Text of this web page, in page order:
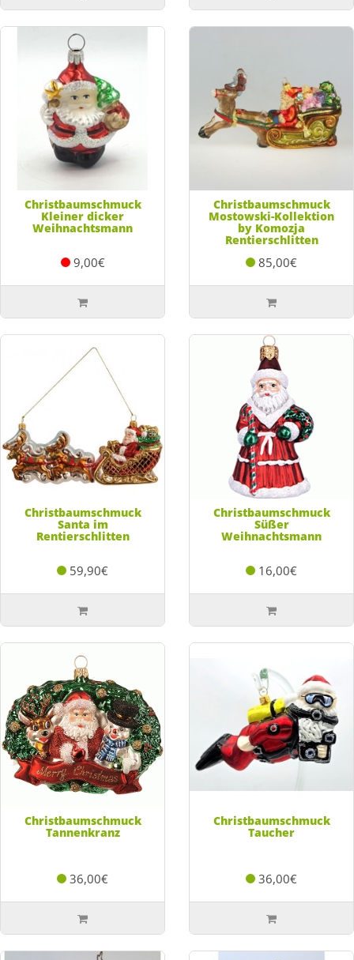
Christbaumschmuck
Kleiner dicker
Weihnachtsmann
9,00€
Christbaumschmuck
Mostowski-Kollektion
by Komozja
Rentierschlitten
85,00€
Christbaumschmuck
Santa im
Rentierschlitten
59,90€
Christbaumschmuck
Süßer
Weihnachtsmann
16,00€
Christbaumschmuck
Tannenkranz
36,00€
Christbaumschmuck
Taucher
36,00€